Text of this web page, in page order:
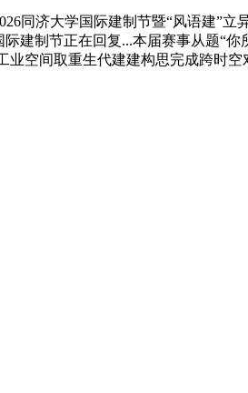
同济大学国际建制节暨“风语建”立
建制节正在回复...本届赛事从题“你
空间取重生代建建构思完成跨时空